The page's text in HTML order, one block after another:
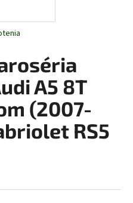
A5 8T
(2007-
RS5